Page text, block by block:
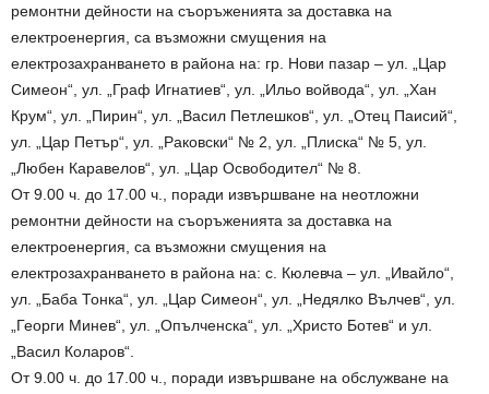
ремонтни дейности на съоръженията за доставка на
електроенергия, са възможни смущения на
електрозахранването в района на: гр. Нови пазар – ул. „Цар
Симеон“, ул. „Граф Игнатиев“, ул. „Ильо войвода“, ул. „Хан
Крум“, ул. „Пирин“, ул. „Васил Петлешков“, ул. „Отец Паисий“,
ул. „Цар Петър“, ул. „Раковски“ № 2, ул. „Плиска“ № 5, ул.
„Любен Каравелов“, ул. „Цар Освободител“ № 8.
От 9.00 ч. до 17.00 ч., поради извършване на неотложни
ремонтни дейности на съоръженията за доставка на
електроенергия, са възможни смущения на
електрозахранването в района на: с. Кюлевча – ул. „Ивайло“,
ул. „Баба Тонка“, ул. „Цар Симеон“, ул. „Недялко Вълчев“, ул.
„Георги Минев“, ул. „Опълченска“, ул. „Христо Ботев“ и ул.
„Васил Коларов“.
От 9.00 ч. до 17.00 ч., поради извършване на обслужване на